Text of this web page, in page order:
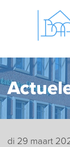
di 29 maart